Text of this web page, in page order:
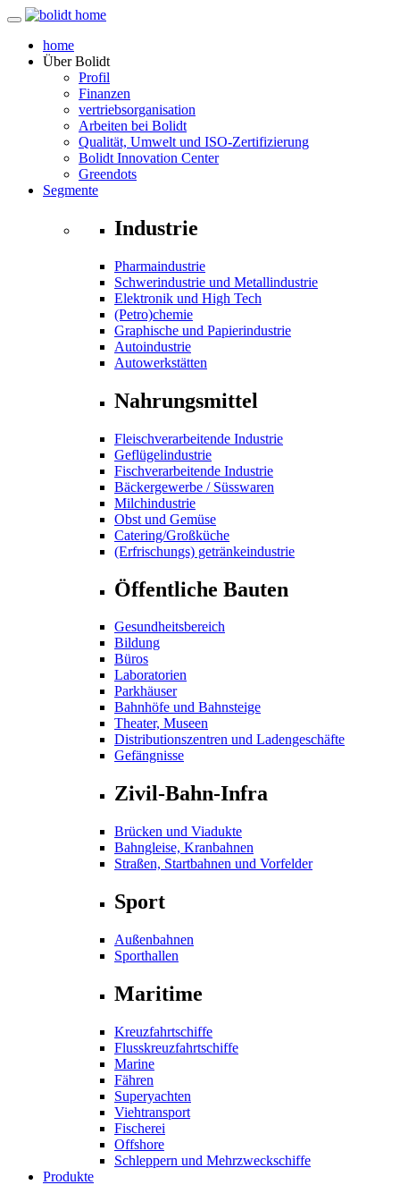
home
ÜberBolidt
Profil
Finanzen
vertriebsorganisation
Arbeiten bei Bolidt
Qualität, Umwelt und ISO-Zertifizierung
Bolidt Innovation Center
Greendots
Segmente
Industrie
Pharmaindustrie
Schwerindustrie und Metallindustrie
Elektronik und High Tech
(Petro)chemie
Graphische und Papierindustrie
Autoindustrie
Autowerkstätten
Nahrungsmittel
Fleischverarbeitende Industrie
Geflügelindustrie
Fischverarbeitende Industrie
Bäckergewerbe / Süsswaren
Milchindustrie
Obst und Gemüse
Catering/Großküche
(Erfrischungs) getränkeindustrie
Öffentliche Bauten
Gesundheitsbereich
Bildung
Büros
Laboratorien
Parkhäuser
Bahnhöfe und Bahnsteige
Theater, Museen
Distributionszentren und Ladengeschäfte
Gefängnisse
Zivil-Bahn-Infra
Brücken und Viadukte
Bahngleise, Kranbahnen
Straßen, Startbahnen und Vorfelder
Sport
Außenbahnen
Sporthallen
Maritime
Kreuzfahrtschiffe
Flusskreuzfahrtschiffe
Marine
Fähren
Superyachten
Viehtransport
Fischerei
Offshore
Schleppern und Mehrzweckschiffe
Produkte